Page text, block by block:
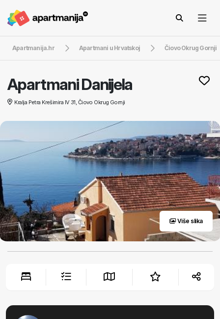
Apartmanija.hr Apartmani u Hrvatskoj Čiovo Okrug Gornji
Apartmani Danijela
Kralja Petra Krešimira IV 31, Čiovo Okrug Gornji
Više slika